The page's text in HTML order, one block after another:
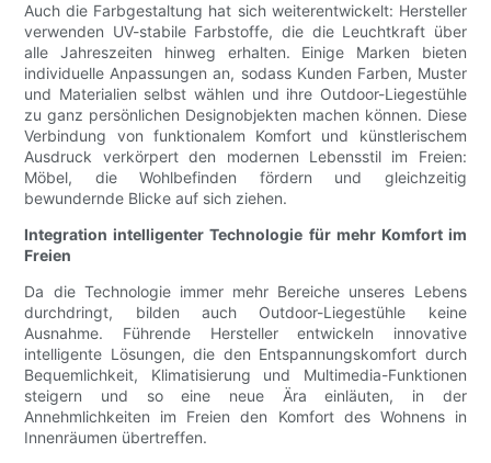
Auch die Farbgestaltung hat sich weiterentwickelt: Hersteller
verwenden UV-stabile Farbstoffe, die die Leuchtkraft über
alle Jahreszeiten hinweg erhalten. Einige Marken bieten
individuelle Anpassungen an, sodass Kunden Farben, Muster
und Materialien selbst wählen und ihre Outdoor-Liegestühle
zu ganz persönlichen Designobjekten machen können. Diese
Verbindung von funktionalem Komfort und künstlerischem
Ausdruck verkörpert den modernen Lebensstil im Freien:
Möbel, die Wohlbefinden fördern und gleichzeitig
bewundernde Blicke auf sich ziehen.
Integration intelligenter Technologie für mehr Komfort im
Freien
Da die Technologie immer mehr Bereiche unseres Lebens
durchdringt, bilden auch Outdoor-Liegestühle keine
Ausnahme. Führende Hersteller entwickeln innovative
intelligente Lösungen, die den Entspannungskomfort durch
Bequemlichkeit, Klimatisierung und Multimedia-Funktionen
steigern und so eine neue Ära einläuten, in der
Annehmlichkeiten im Freien den Komfort des Wohnens in
Innenräumen übertreffen.